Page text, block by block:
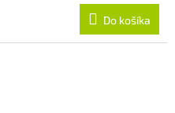
Do košíka